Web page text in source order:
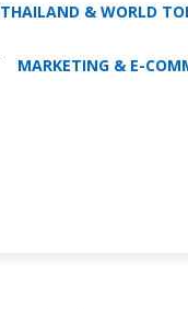
THAILAND & WORLD
MARKETING & E-